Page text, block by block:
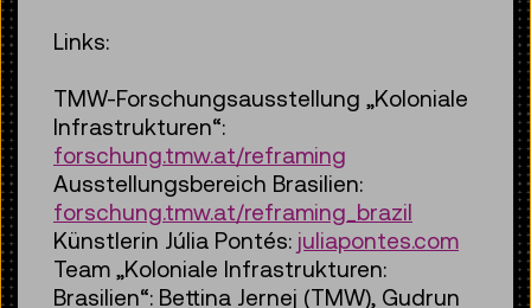
Links:
TMW-Forschungsausstellung „Koloniale
Infrastrukturen“:
forschung.tmw.at/reframing
Ausstellungsbereich Brasilien:
forschung.tmw.at/reframing_brazil
Künstlerin Júlia Pontés: juliapontes.com
Team „Koloniale Infrastrukturen:
Brasilien“: Bettina Jernej (TMW), Gudrun